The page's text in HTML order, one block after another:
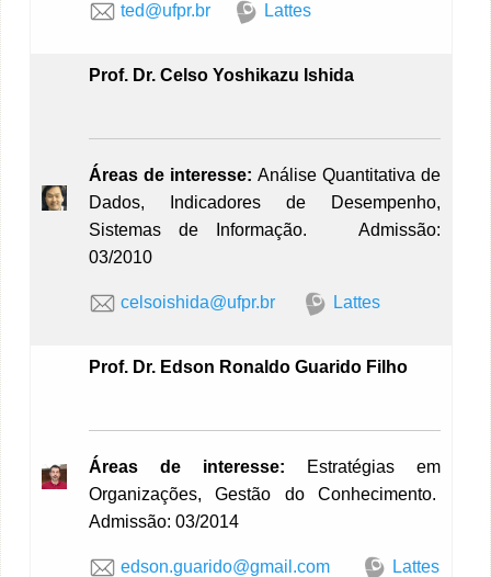
ted@ufpr.br Lattes
Prof. Dr. Celso Yoshikazu Ishida
Áreas de interesse: Análise Quantitativa de
Dados, Indicadores de Desempenho,
Sistemas de Informação. Admissão:
03/2010
celsoishida@ufpr.br Lattes
Prof. Dr. Edson Ronaldo Guarido Filho
Áreas de interesse:
Estratégias em
Organizações, Gestão do Conhecimento.
Admissão: 03/2014
edson.guarido@gmail.com Lattes